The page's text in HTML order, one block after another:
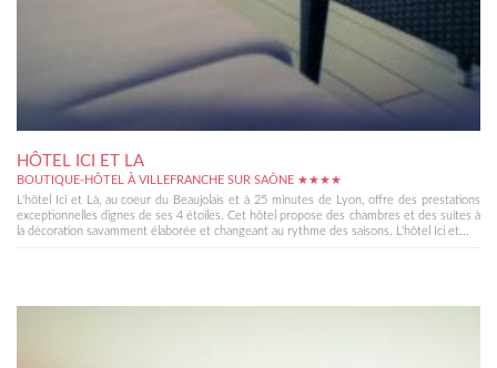
HÔTEL ICI ET LA
BOUTIQUE-HÔTEL À VILLEFRANCHE SUR SAÔNE ★★★★
L'hôtel Ici et Là, au coeur du Beaujolais et à 25 minutes de Lyon, offre des prestations
exceptionnelles dignes de ses 4 étoiles. Cet hôtel propose des chambres et des suites à
la décoration savamment élaborée et changeant au rythme des saisons. L'hôtel Ici et...